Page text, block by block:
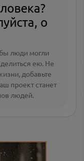
о
люди могли
ею. Не
, добавьте
проект станет
людей.